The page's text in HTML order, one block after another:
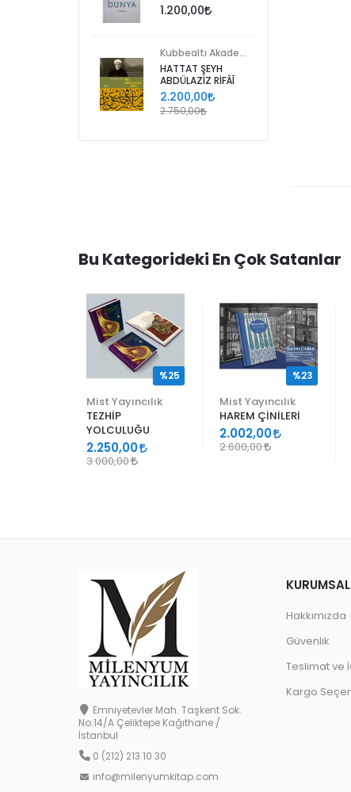
1.200,00
HATTAT ŞEYH
ABDÜLAZİZ RİFÂÎ
2.200,00
2.750,00
Bu Kategorideki En Çok Satanlar
Mist Yayıncılık
TEZHİP
YOLCULUĞU
2.250,00
3.000,00
%25
Mist Yayıncılık
HAREM ÇİNİLERİ
2.002,00
2.600,00
%23
Emniyetevler Mah. Taşkent Sok.
No:14/A Çeliktepe Kağıthane /
İstanbul
0 (212) 213 10 30
info@milenyumkitap.com
KURUMSAL
Hakkımızda
Güvenlik
Teslimat ve
Kargo